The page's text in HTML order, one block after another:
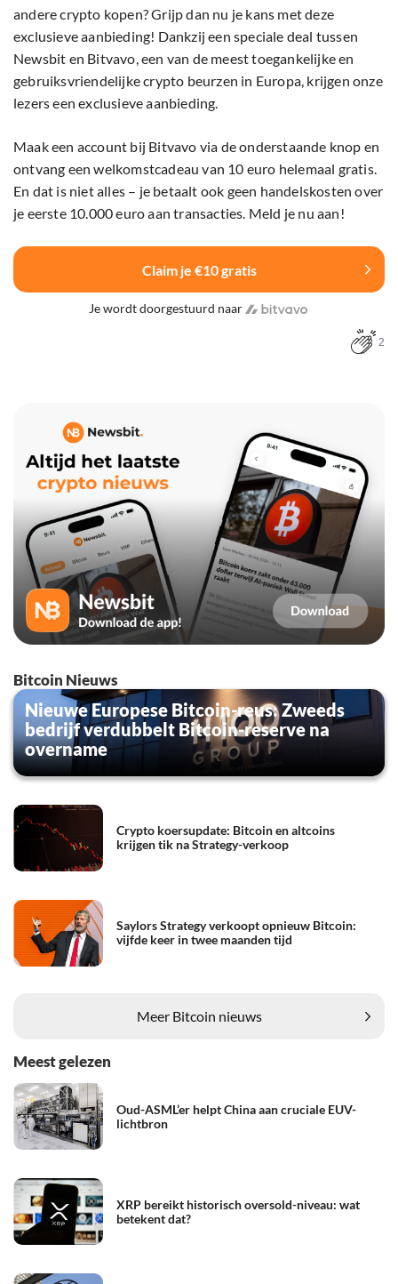
andere crypto kopen? Grijp dan nu je kans met deze
exclusieve aanbieding! Dankzij een speciale deal tussen
Newsbit en Bitvavo, een van de meest toegankelijke en
gebruiksvriendelijke crypto beurzen in Europa, krijgen onze
lezers een exclusieve aanbieding.
Maak een account bij Bitvavo via de onderstaande knop en
ontvang een welkomstcadeau van 10 euro helemaal gratis.
En dat is niet alles – je betaalt ook geen handelskosten over
je eerste 10.000 euro aan transacties. Meld je nu aan!
Claim je €10 gratis
Je wordt doorgestuurd naar
2
Bitcoin Nieuws
Nieuwe Europese Bitcoin-reus: Zweeds
bedrijf verdubbelt Bitcoin-reserve na
overname
Crypto koersupdate: Bitcoin en altcoins
krijgen tik na Strategy-verkoop
Saylors Strategy verkoopt opnieuw Bitcoin:
vijfde keer in twee maanden tijd
Meer Bitcoin nieuws
Meest gelezen
Oud-ASML’er helpt China aan cruciale EUV-
lichtbron
XRP bereikt historisch oversold-niveau: wat
betekent dat?